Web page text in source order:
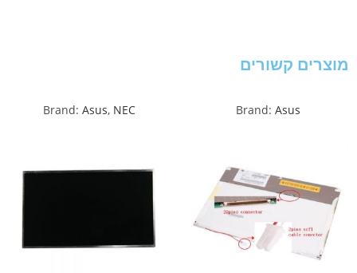
מוצרים קשורים
Brand: Asus
Brand: Asus, NEC